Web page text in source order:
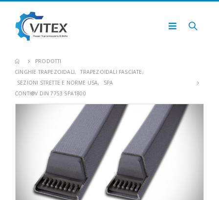
PRODOTTI
CINGHIE TRAPEZOIDALI, TRAPEZOIDALI FASCIATE,
SEZIONI STRETTE E NORME USA,
SPA
CONTI®V DIN 7753 SPA1800